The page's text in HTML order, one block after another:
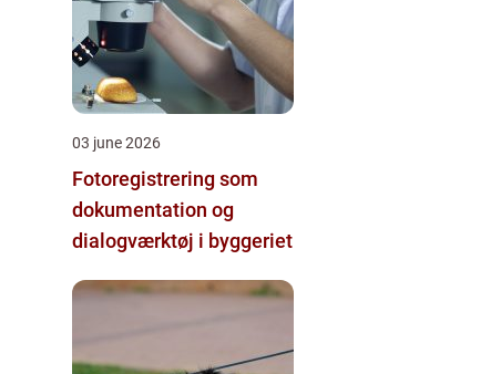
03 june 2026
Fotoregistrering som
dokumentation og
dialogværktøj i byggeriet